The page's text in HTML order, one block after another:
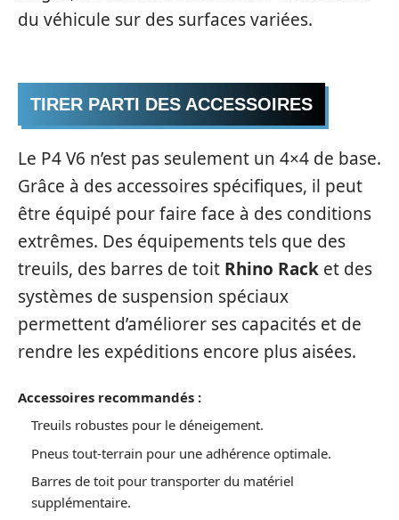
du véhicule sur des surfaces variées.
TIRER PARTI DES ACCESSOIRES
Le P4 V6 n’est pas seulement un 4×4 de base.
Grâce à des accessoires spécifiques, il peut
être équipé pour faire face à des conditions
extrêmes. Des équipements tels que des
treuils, des barres de toit Rhino Rack et des
systèmes de suspension spéciaux
permettent d’améliorer ses capacités et de
rendre les expéditions encore plus aisées.
Accessoires recommandés :
Treuils robustes pour le déneigement.
Pneus tout-terrain pour une adhérence optimale.
Barres de toit pour transporter du matériel
supplémentaire.